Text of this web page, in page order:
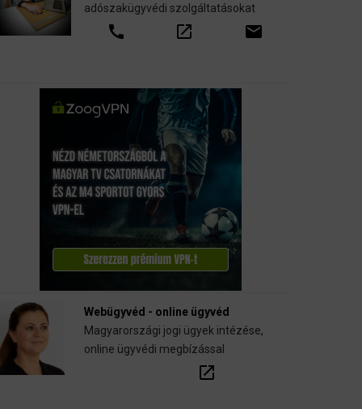
adószakügyvédi szolgáltatásokat
call open_in_new email
Webügyvéd - online ügyvéd
Magyarországi jogi ügyek intézése,
online ügyvédi megbízással
open_in_new